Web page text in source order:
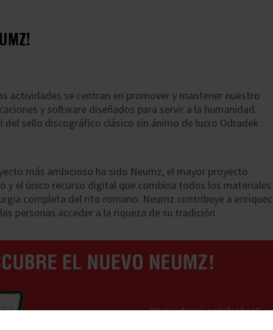
actividades se centran en promover y mantener nuestro
y software diseñados para servir a la humanidad.
del sello discográfico clásico sin ánimo de lucro Odradek
más ambicioso ha sido Neumz, el mayor proyecto
y el único recurso digital que combina todos los materiales
completa del rito romano. Neumz contribuye a
personas acceder a la riqueza de su tradición.